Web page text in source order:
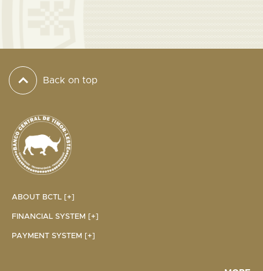
Back on top
ABOUT BCTL [+]
FINANCIAL SYSTEM [+]
PAYMENT SYSTEM [+]